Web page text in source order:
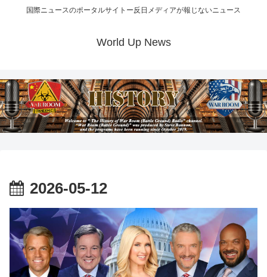
国際ニュースのポータルサイトー反日メディアが報じないニュース
World Up News
2026-05-12